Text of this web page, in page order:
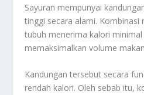
Sayuran mempunyai
tinggi secara alami. Kombinasi
tubuh menerima kalori minimal
memaksimalkan volume
Kandungan tersebut secara
rendah kalori. Oleh sebab itu,